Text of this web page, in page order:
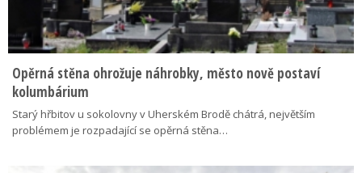
Opěrná stěna ohrožuje náhrobky, město nově postaví
kolumbárium
Starý hřbitov u sokolovny v Uherském Brodě chátrá, největším
problémem je rozpadající se opěrná stěna…